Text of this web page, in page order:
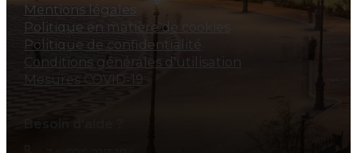
Mentions légales
Politique en matière de cookies
Politique de confidentialité
Conditions générales d'utilisation
Mesures COVID-19